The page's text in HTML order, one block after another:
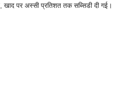
खाद पर अस्सी प्रतिशत तक सब्सिडी दी गई।